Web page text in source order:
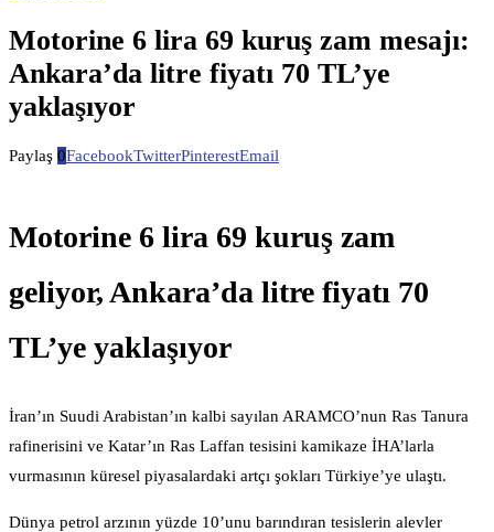
Motorine 6 lira 69 kuruş zam mesajı:
Ankara’da litre fiyatı 70 TL’ye
yaklaşıyor
Paylaş 0FacebookTwitterPinterestEmail
Motorine 6 lira 69 kuruş zam
geliyor, Ankara’da litre fiyatı 70
TL’ye yaklaşıyor
İran’ın Suudi Arabistan’ın kalbi sayılan ARAMCO’nun Ras Tanura
rafinerisini ve Katar’ın Ras Laffan tesisini kamikaze İHA’larla
vurmasının küresel piyasalardaki artçı şokları Türkiye’ye ulaştı.
Dünya petrol arzının yüzde 10’unu barındıran tesislerin alevler